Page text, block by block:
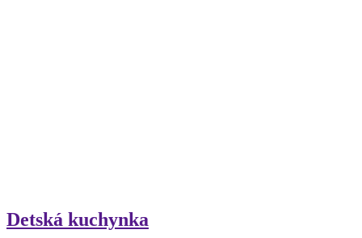
Detská kuchynka